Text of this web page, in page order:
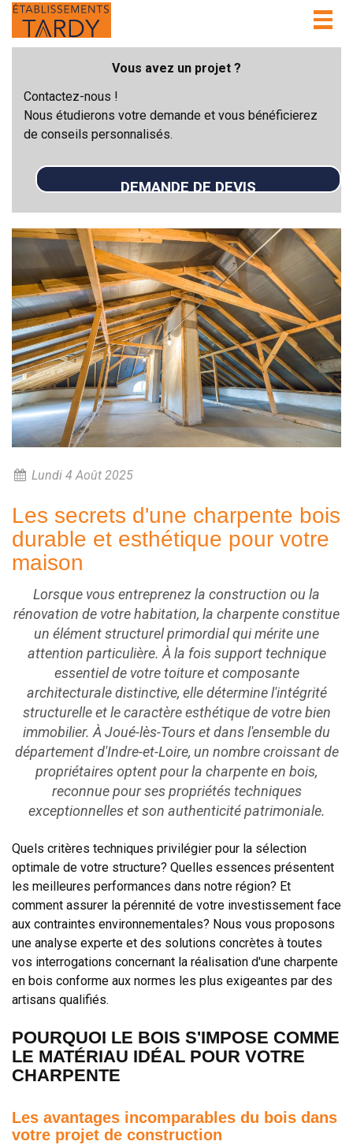
Vous avez un projet ?
Contactez-nous !
Nous étudierons votre demande et vous bénéficierez
de conseils personnalisés.
DEMANDE DE DEVIS
Lundi 4 Août 2025
Les secrets d'une charpente bois
durable et esthétique pour votre
maison
Lorsque vous entreprenez la construction ou la
rénovation de votre habitation, la charpente constitue
un élément structurel primordial qui mérite une
attention particulière. À la fois support technique
essentiel de votre toiture et composante
architecturale distinctive, elle détermine l'intégrité
structurelle et le caractère esthétique de votre bien
immobilier. À Joué-lès-Tours et dans l'ensemble du
département d'Indre-et-Loire, un nombre croissant de
propriétaires optent pour la charpente en bois,
reconnue pour ses propriétés techniques
exceptionnelles et son authenticité patrimoniale.
Quels critères techniques privilégier pour la sélection
optimale de votre structure? Quelles essences présentent
les meilleures performances dans notre région? Et
comment assurer la pérennité de votre investissement face
aux contraintes environnementales? Nous vous proposons
une analyse experte et des solutions concrètes à toutes
vos interrogations concernant la réalisation d'une charpente
en bois conforme aux normes les plus exigeantes par des
artisans qualifiés.
POURQUOI LE BOIS S'IMPOSE COMME
LE MATÉRIAU IDÉAL POUR VOTRE
CHARPENTE
Les avantages incomparables du bois dans
votre projet de construction